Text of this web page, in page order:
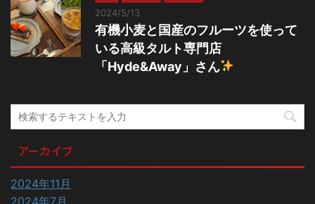
2024/5/13
有機小麦と国産のフルーツを使って
いる高級タルト専門店
「Hyde&Away」さん
アーカイブ
2024年11月
2024年7月